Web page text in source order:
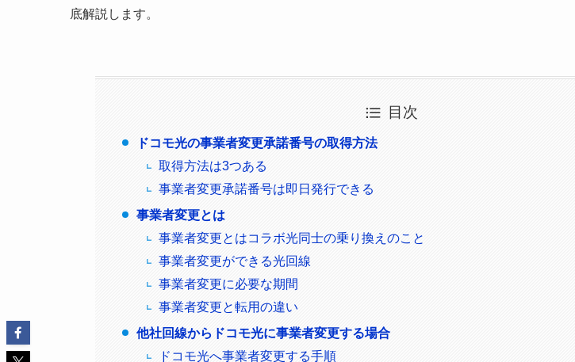
底解説します。
目次
ドコモ光の事業者変更承諾番号の取得方法
取得方法は3つある
事業者変更承諾番号は即日発行できる
事業者変更とは
事業者変更とはコラボ光同士の乗り換えのこと
事業者変更ができる光回線
事業者変更に必要な期間
事業者変更と転用の違い
他社回線からドコモ光に事業者変更する場合
ドコモ光へ事業者変更する手順